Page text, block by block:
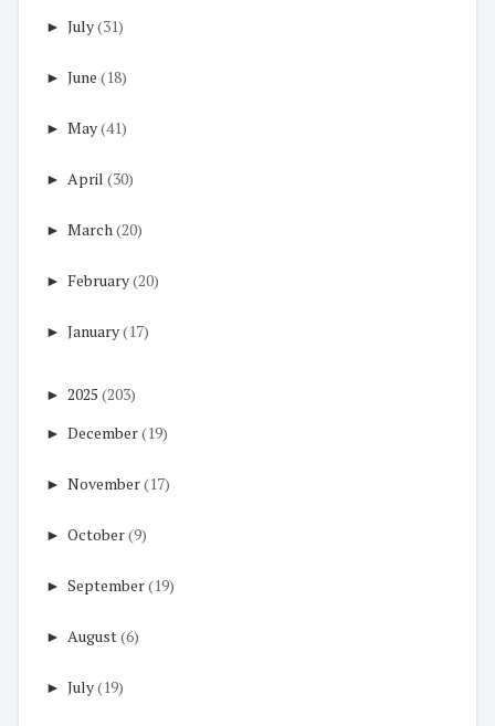
► July(31)
► June (18)
► May(41)
► April (30)
► March(20)
► February(20)
► January(17)
► 2025 (203)
► December(19)
► November(17)
► October(9)
► September(19)
► August(6)
► July(19)